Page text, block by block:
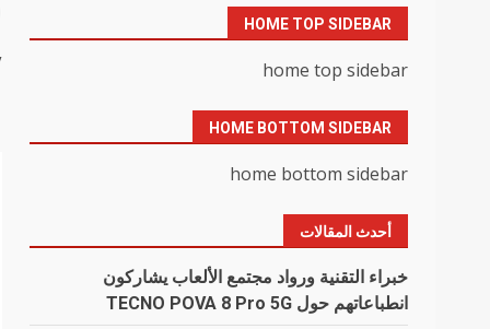
HOME TOP SIDEBAR
home top sidebar
HOME BOTTOM SIDEBAR
home bottom sidebar
أحدث المقالات
خبراء التقنية ورواد مجتمع الألعاب يشاركون
انطباعاتهم حول TECNO POVA 8 Pro 5G